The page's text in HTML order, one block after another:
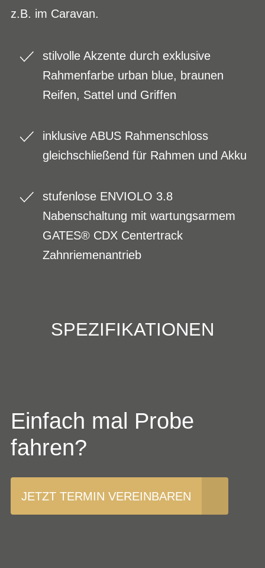
z.B. im Caravan.
stilvolle Akzente durch exklusive
Rahmenfarbe urban blue, braunen
Reifen, Sattel und Griffen
inklusive ABUS Rahmenschloss
gleichschließend für Rahmen und Akku
stufenlose ENVIOLO 3.8
Nabenschaltung mit wartungsarmem
GATES® CDX Centertrack
Zahnriemenantrieb
SPEZIFIKATIONEN
Einfach mal Probe
fahren?
JETZT TERMIN VEREINBAREN